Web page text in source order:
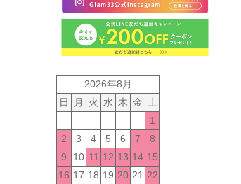
2026年8月
日
月 火 水 木 金 土
1
2
3 4 5 6 7
8
9
10 11 12 13 14 15
16 17 18 19 20 21 22